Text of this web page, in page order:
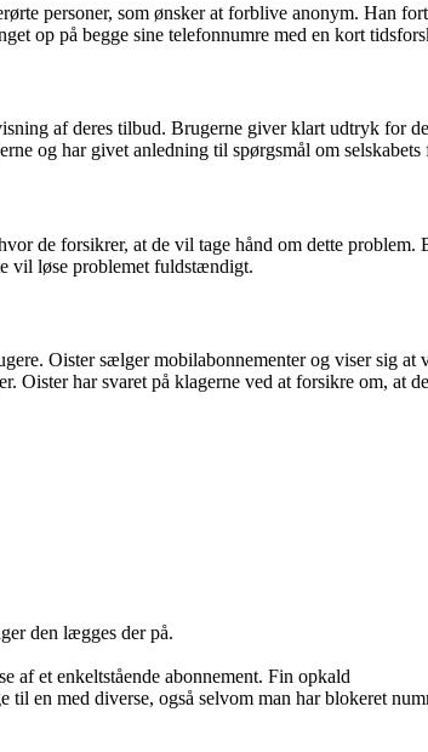
personer, som ønsker at forblive anonym. Han
op på begge sine telefonnumre med en kort
af deres tilbud. Brugerne giver klart udtryk for
og har givet anledning til spørgsmål om selskabets
de forsikrer, at de vil tage hånd om dette
vil løse problemet fuldstændigt.
Oister sælger mobilabonnementer og viser sig
Oister har svaret på klagerne ved at forsikre om,
den lægges der på.
et enkeltstående abonnement. Fin opkald
en med diverse, også selvom man har blokeret